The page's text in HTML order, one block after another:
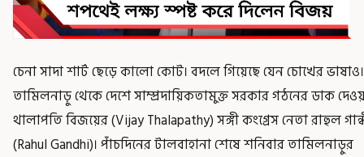
চেনা সাদা শার্ট ছেড়ে কালো কোট। বদলে গিয়েছে যেন চোখের ভাষাও।
তামিলনাড়ু থেকে দেশে সাম্প্রদায়িকতামুক্ত সরকার গঠনের ডাক
থালাপতি বিজয়ের (Vijay Thalapathy) সঙ্গী কংগ্রেস নেতা রাহুল
(Rahul Gandhi)। পাঁচদিনের টালবাহানা শেষে শনিবার তামিলনাড়ুর